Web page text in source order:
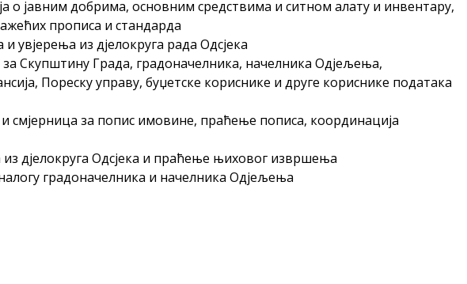
о јавним добрима, основним средствима и ситном алату и инвентару,
прописа и стандарда
увјерења из дјелокруга рада Одсјека
за Скупштину Града, градоначелника, начелника Одјељења,
Пореску управу, буџетске кориснике и друге кориснике података
смјерница за попис имовине, праћење пописа, координација
дјелокруга Одсјека и праћење њиховог извршења
градоначелника и начелника Одјељења